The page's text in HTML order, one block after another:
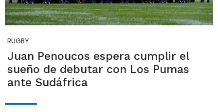
RUGBY
Juan Penoucos espera cumplir el
sueño de debutar con Los Pumas
ante Sudáfrica